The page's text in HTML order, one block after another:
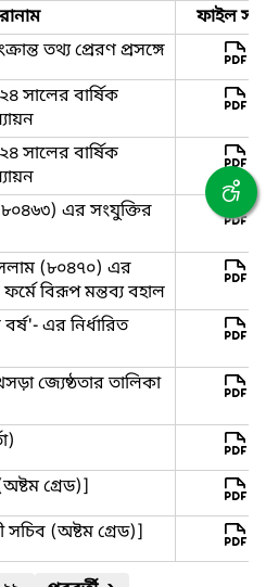
ফাইল
তথ্য প্রেরণ প্রসঙ্গে
সালের বার্ষিক
সালের বার্ষিক
এর সংযুক্তির
(৮০৪৭০) এর
বিরূপ মন্তব্য বহাল
এর নির্ধারিত
জ্যেষ্ঠতার তালিকা
গ্রেড)]
(অষ্টম গ্রেড)]